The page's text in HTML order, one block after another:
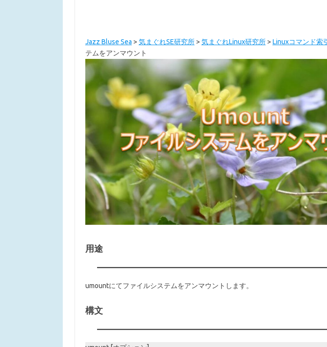
Jazz Bluse Sea > 気まぐれSE研究所> 気まぐれLinux研究所> Linuxコマンド索引
テムをアンマウント
用途
umountにてファイルシステムをアンマウントします。
構文